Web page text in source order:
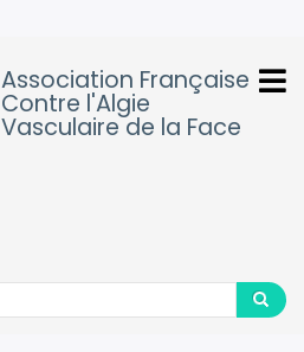
Association Française
Contre l'Algie
Vasculaire de la Face